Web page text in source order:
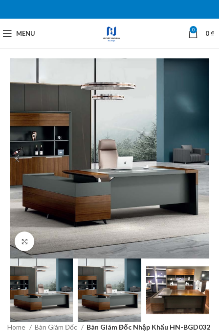
MENU 0 0₫
Click to enlarge
Home Bàn Giám Đốc Bàn Giám Đốc Nhập Khẩu HN-BGD032